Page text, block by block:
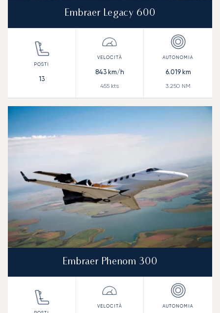
Embraer Legacy 600
13
843km/h
455 kts
6.019km
3.250 NM
Embraer Phenom 300